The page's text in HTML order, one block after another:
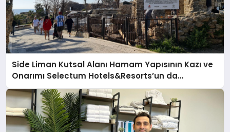
Side Liman Kutsal Alanı Hamam Yapısının Kazı ve
Onarımı Selectum Hotels&Resorts’un da
Katkılarıyla Tamamlandı